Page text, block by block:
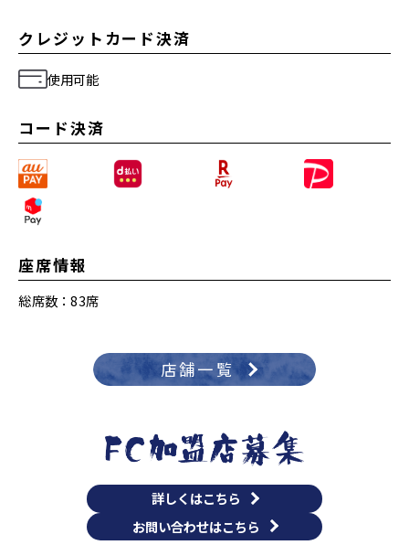
クレジットカード決済
使用可能
コード決済
座席情報
総席数：83席
店舗一覧
詳しくはこちら
お問い合わせはこちら